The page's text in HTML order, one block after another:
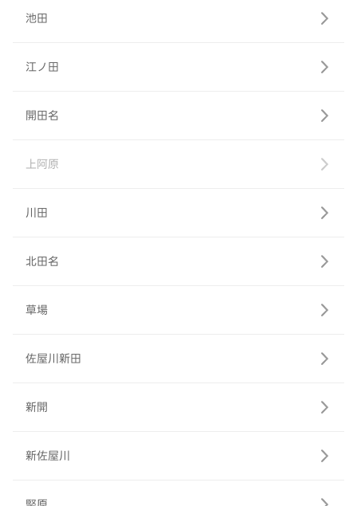
池田
江ノ田
開田名
上阿原
川田
北田名
草場
佐屋川新田
新開
新佐屋川